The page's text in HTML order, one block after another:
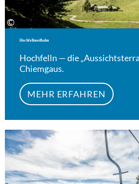
©
Hochfellnseilbahn
Hochfelln — die
Chiemgaus.
MEHR ERFAHREN